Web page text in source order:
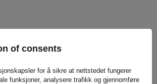
of consents
for å sikre at nettstedet fungerer
funksjoner, analysere trafikk og gjennomføre